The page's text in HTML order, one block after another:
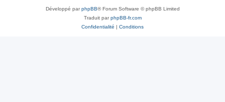
Développé parphpBB® Forum Software © phpBB Limited
Traduit parphpBB-fr.com
Confidentialité | Conditions